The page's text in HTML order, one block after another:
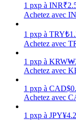
Des rendements
1 pxp à INR₹
Achetez avec
1 pxp à TRY₺
Achetez avec
1 pxp à KRW₩
Achetez avec
1 pxp à CAD$
Achetez avec
1 pxp à JPY¥4.2